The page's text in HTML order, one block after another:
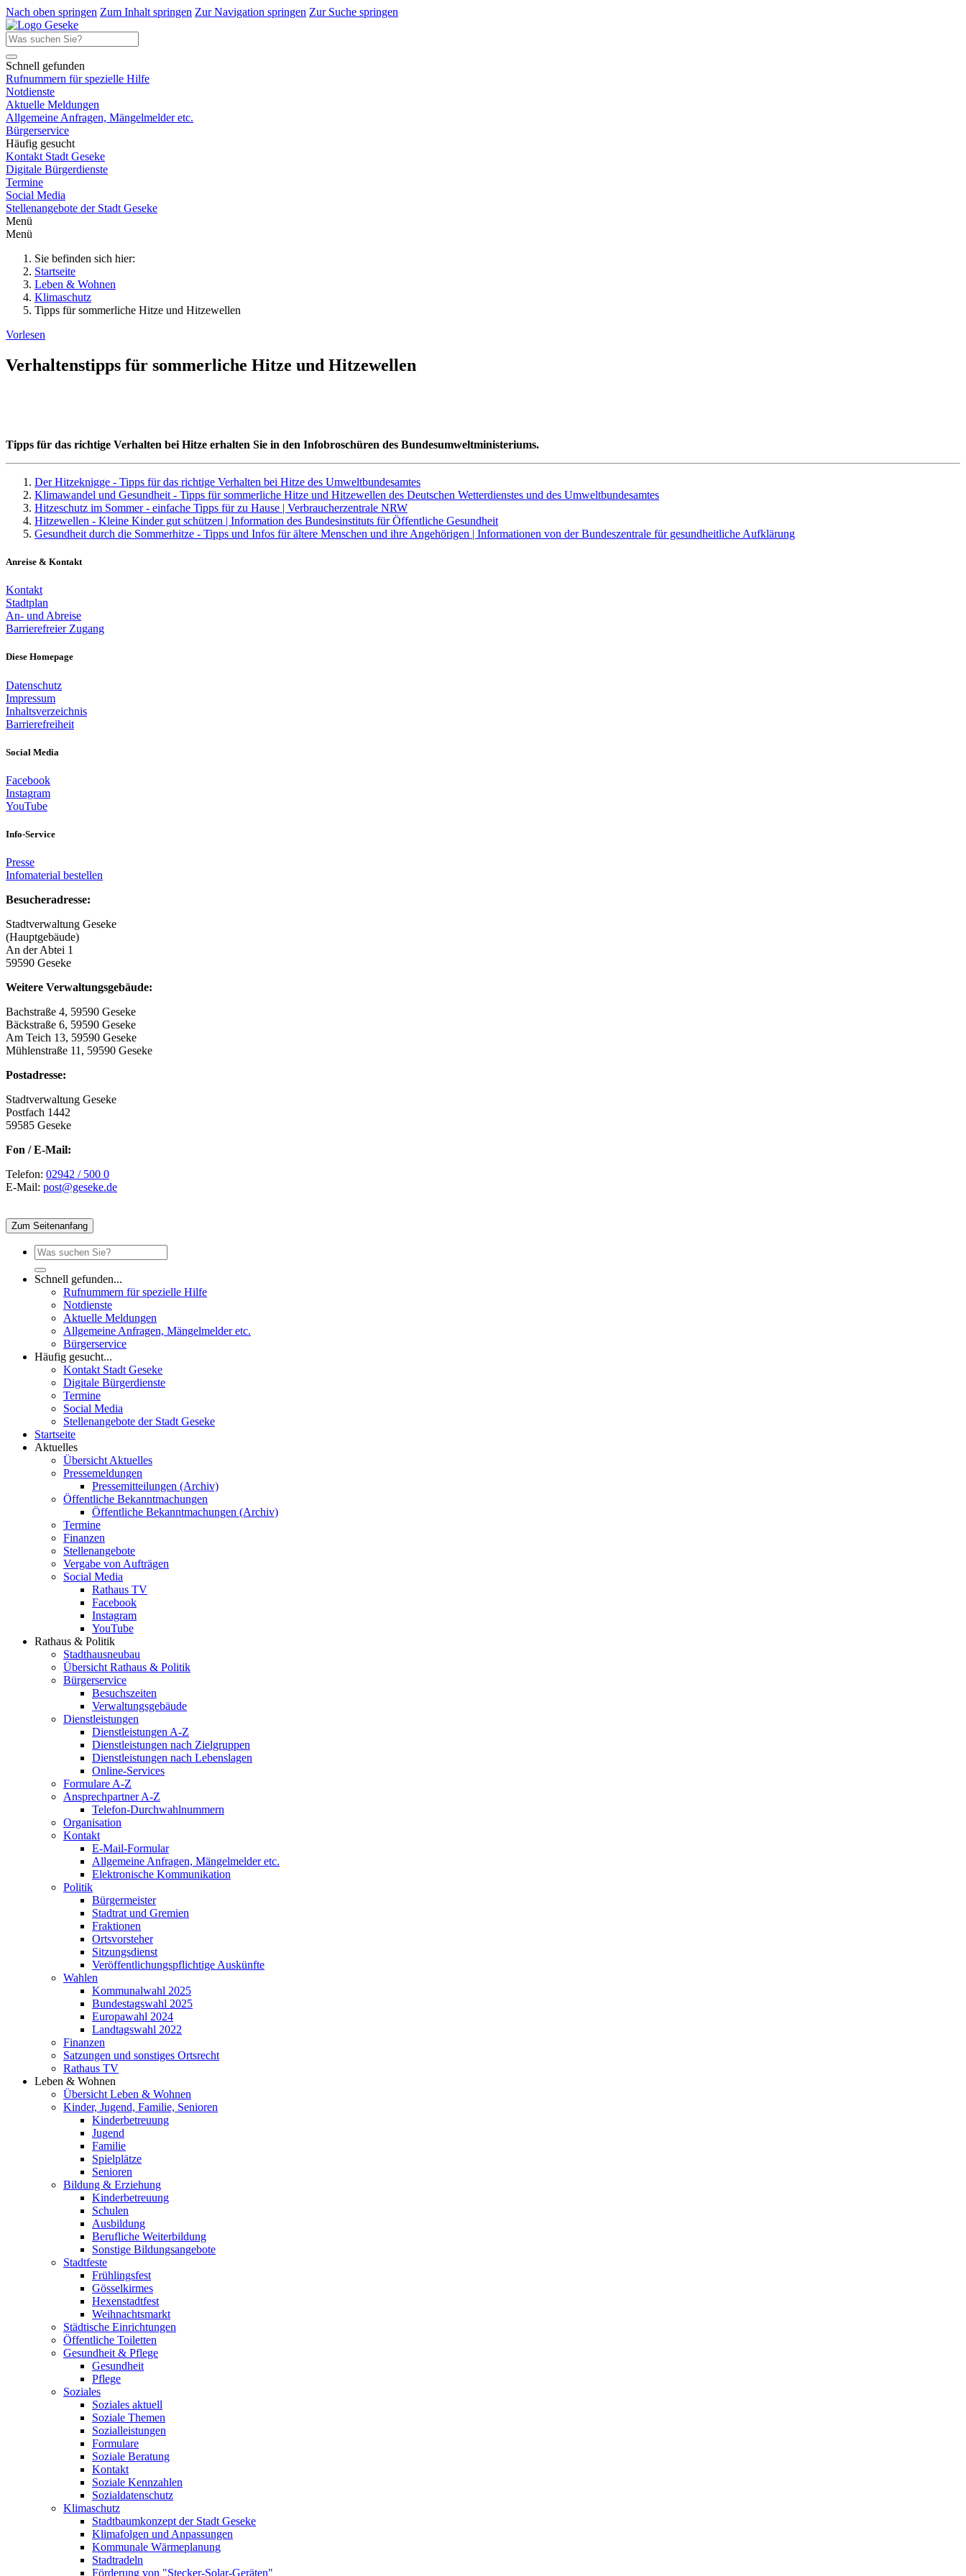
Nach oben springen Zum Inhalt springen Zur Navigation springen Zur Suche springen
Schnell gefunden
Rufnummern für spezielle Hilfe
Notdienste
Aktuelle Meldungen
Allgemeine Anfragen, Mängelmelder etc.
Bürgerservice
Häufig gesucht
Kontakt Stadt Geseke
Digitale Bürgerdienste
Termine
Social Media
Stellenangebote der Stadt Geseke
Menü
Menü
Sie befinden sich hier:
Startseite
Leben & Wohnen
Klimaschutz
Tipps für sommerliche Hitze und Hitzewellen
Vorlesen
Verhaltenstipps für sommerliche Hitze und Hitzewellen
Tipps für das richtige Verhalten bei Hitze erhalten Sie in den Infobroschüren des Bundesumweltministeriums.
Der Hitzeknigge - Tipps für das richtige Verhalten bei Hitze des Umweltbundesamtes
Klimawandel und Gesundheit - Tipps für sommerliche Hitze und Hitzewellen des Deutschen Wetterdienstes und des Umweltbundesamtes
Hitzeschutz im Sommer - einfache Tipps für zu Hause | Verbraucherzentrale NRW
Hitzewellen - Kleine Kinder gut schützen | Information des Bundesinstituts für Öffentliche Gesundheit
Gesundheit durch die Sommerhitze - Tipps und Infos für ältere Menschen und ihre Angehörigen | Informationen von der Bundeszentrale für gesundheitliche Aufklärung
Anreise & Kontakt
Kontakt
Stadtplan
An- und Abreise
Barrierefreier Zugang
Diese Homepage
Datenschutz
Impressum
Inhaltsverzeichnis
Barrierefreiheit
Social Media
Facebook
Instagram
YouTube
Info-Service
Presse
Infomaterial bestellen
Besucheradresse:
Stadtverwaltung Geseke
(Hauptgebäude)
An der Abtei 1
59590 Geseke
Weitere Verwaltungsgebäude:
Bachstraße 4, 59590 Geseke
Bäckstraße 6, 59590 Geseke
Am Teich 13, 59590 Geseke
Mühlenstraße 11, 59590 Geseke
Postadresse:
Stadtverwaltung Geseke
Postfach 1442
59585 Geseke
Fon / E-Mail:
Telefon: 02942 / 500 0
E-Mail: post@geseke.de
Zum Seitenanfang
Schnell gefunden...
Rufnummern für spezielle Hilfe
Notdienste
Aktuelle Meldungen
Allgemeine Anfragen, Mängelmelder etc.
Bürgerservice
Häufig gesucht...
Kontakt Stadt Geseke
Digitale Bürgerdienste
Termine
Social Media
Stellenangebote der Stadt Geseke
Startseite
Aktuelles
Übersicht Aktuelles
Pressemeldungen
Pressemitteilungen (Archiv)
Öffentliche Bekanntmachungen
Öffentliche Bekanntmachungen (Archiv)
Termine
Finanzen
Stellenangebote
Vergabe von Aufträgen
Social Media
Rathaus TV
Facebook
Instagram
YouTube
Rathaus & Politik
Stadthausneubau
Übersicht Rathaus & Politik
Bürgerservice
Besuchszeiten
Verwaltungsgebäude
Dienstleistungen
Dienstleistungen A-Z
Dienstleistungen nach Zielgruppen
Dienstleistungen nach Lebenslagen
Online-Services
Formulare A-Z
Ansprechpartner A-Z
Telefon-Durchwahlnummern
Organisation
Kontakt
E-Mail-Formular
Allgemeine Anfragen, Mängelmelder etc.
Elektronische Kommunikation
Politik
Bürgermeister
Stadtrat und Gremien
Fraktionen
Ortsvorsteher
Sitzungsdienst
Veröffentlichungspflichtige Auskünfte
Wahlen
Kommunalwahl 2025
Bundestagswahl 2025
Europawahl 2024
Landtagswahl 2022
Finanzen
Satzungen und sonstiges Ortsrecht
Rathaus TV
Leben & Wohnen
Übersicht Leben & Wohnen
Kinder, Jugend, Familie, Senioren
Kinderbetreuung
Jugend
Familie
Spielplätze
Senioren
Bildung & Erziehung
Kinderbetreuung
Schulen
Ausbildung
Berufliche Weiterbildung
Sonstige Bildungsangebote
Stadtfeste
Frühlingsfest
Gösselkirmes
Hexenstadtfest
Weihnachtsmarkt
Städtische Einrichtungen
Öffentliche Toiletten
Gesundheit & Pflege
Gesundheit
Pflege
Soziales
Soziales aktuell
Soziale Themen
Sozialleistungen
Formulare
Soziale Beratung
Kontakt
Soziale Kennzahlen
Sozialdatenschutz
Klimaschutz
Stadtbaumkonzept der Stadt Geseke
Klimafolgen und Anpassungen
Kommunale Wärmeplanung
Stadtradeln
Förderung von "Stecker-Solar-Geräten"